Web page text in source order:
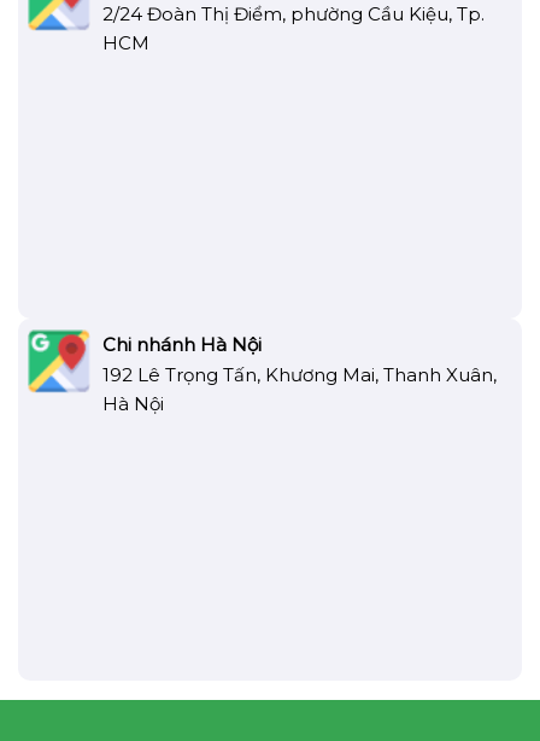
2/24 Đoàn Thị Điểm, phường Cầu Kiệu, Tp.
HCM
Chi nhánh Hà Nội
192 Lê Trọng Tấn, Khương Mai, Thanh Xuân,
Hà Nội